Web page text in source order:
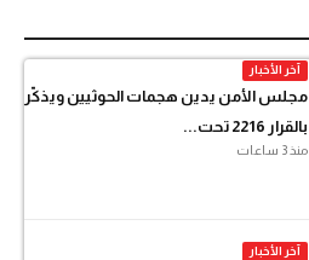
آخر الأخبار
مجلس الأمن يدين هجمات الحوثيين ويذكّر
بالقرار 2216 تحت...
منذ 3 ساعات
آخر الأخبار